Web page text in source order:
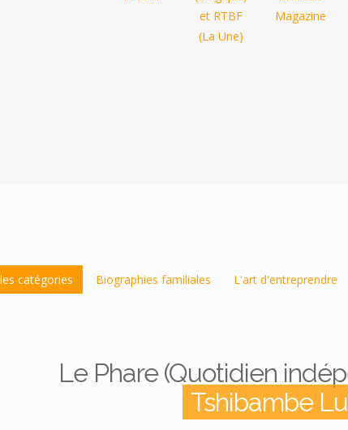
catégories Biographies familiales L'art d'entreprendre
Le Phare (Quotidien
Tshibambe